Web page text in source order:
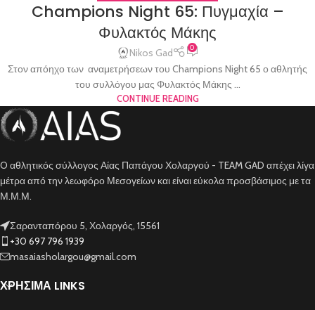
Champions Night 65: Πυγμαχία –
Φυλακτός Μάκης
Nikos Gad 0
Στον απόηχο των αναμετρήσεων του Champions Night 65 ο αθλητής
του συλλόγου μας Φυλακτός Μάκης ...
CONTINUE READING
O αθλητικός σύλλογος Αίας Παπάγου Χολαργού - TEAM GAD απέχει λίγα
μέτρα από την λεωφόρο Μεσογείων και είναι εύκολα προσβάσιμος με τα
Μ.Μ.Μ.
Σαρανταπόρου 5, Χολαργός, 15561
+30 697 796 1939
masaiasholargou@gmail.com
ΧΡΗΣΙΜΑ LINKS